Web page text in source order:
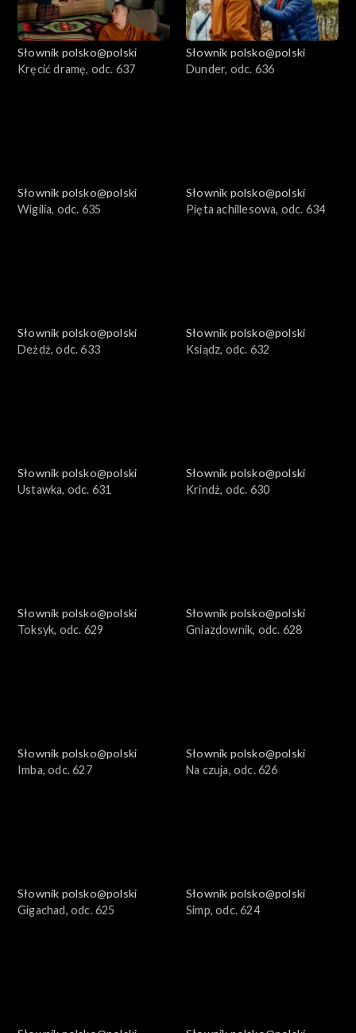
Słownik polsko@polski
Kręcić dramę, odc. 637
Słownik polsko@polski
Dunder, odc. 636
Słownik polsko@polski
Wigilia, odc. 635
Słownik polsko@polski
Pięta achillesowa, odc. 634
Słownik polsko@polski
Deżdż, odc. 633
Słownik polsko@polski
Ksiądz, odc. 632
Słownik polsko@polski
Ustawka, odc. 631
Słownik polsko@polski
Krindż, odc. 630
Słownik polsko@polski
Toksyk, odc. 629
Słownik polsko@polski
Gniazdownik, odc. 628
Słownik polsko@polski
Imba, odc. 627
Słownik polsko@polski
Na czuja, odc. 626
Słownik polsko@polski
Gigachad, odc. 625
Słownik polsko@polski
Simp, odc. 624